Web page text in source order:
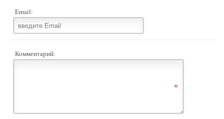
Email:
Комментарий: